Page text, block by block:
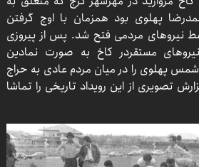
پهلوی بود همزمان با اوج گرفتن
در بهمن ۱۳۵۷ توسط نیروهای مردمی فتح شد. پس از پیروزی
انقلاب در اسفند ۱۳۵۷ نیروهای مستقردر کاخ به صورت نمادین
پهلوی را در میان مردم عادی به حراج
تصویری از این رویداد تاریخی را تماشا